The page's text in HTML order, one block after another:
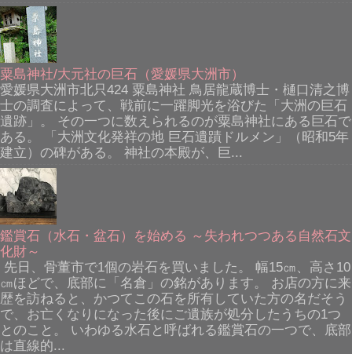
粟島神社/大元社の巨石（愛媛県大洲市）
愛媛県大洲市北只424 粟島神社 鳥居龍蔵博士・樋口清之博
士の調査によって、戦前に一躍脚光を浴びた「大洲の巨石
遺跡」。 その一つに数えられるのが粟島神社にある巨石で
ある。 「大洲文化発祥の地 巨石遺蹟ドルメン」（昭和5年
建立）の碑がある。 神社の本殿が、巨...
鑑賞石（水石・盆石）を始める ～失われつつある自然石文
化財～
先日、骨董市で1個の岩石を買いました。 幅15㎝、高さ10
㎝ほどで、底部に「名倉」の銘があります。 お店の方に来
歴を訪ねると、かつてこの石を所有していた方の名だそう
で、お亡くなりになった後にご遺族が処分したうちの1つ
とのこと。 いわゆる水石と呼ばれる鑑賞石の一つで、底部
は直線的...